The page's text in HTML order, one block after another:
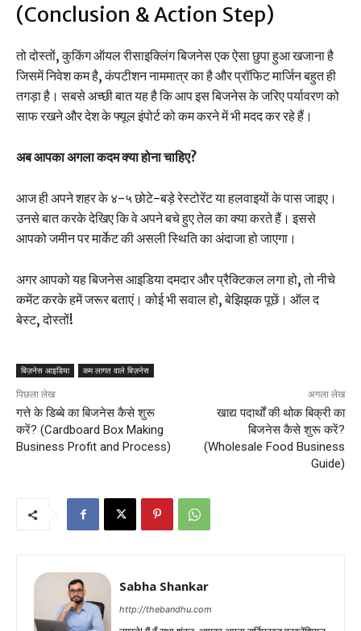
(Conclusion & Action Step)
तो दोस्तों, कुकिंग ऑयल रीसाइक्लिंग बिजनेस एक ऐसा छुपा हुआ खजाना है
जिसमें निवेश कम है, कंपटीशन नाममात्र का है और प्रॉफिट मार्जिन बहुत ही
तगड़ा है। सबसे अच्छी बात यह है कि आप इस बिजनेस के जरिए पर्यावरण को
साफ रखने और देश के फ्यूल इंपोर्ट को कम करने में भी मदद कर रहे हैं।
अब आपका अगला कदम क्या होना चाहिए?
आज ही अपने शहर के ४-५ छोटे-बड़े रेस्टोरेंट या हलवाइयों के पास जाइए।
उनसे बात करके देखिए कि वे अपने बचे हुए तेल का क्या करते हैं। इससे
आपको जमीन पर मार्केट की असली स्थिति का अंदाजा हो जाएगा।
अगर आपको यह बिजनेस आइडिया दमदार और प्रैक्टिकल लगा हो, तो नीचे
कमेंट करके हमें जरूर बताएं। कोई भी सवाल हो, बेझिझक पूछें। ऑल द
बेस्ट, दोस्तों!
बिज़नेस आइडिया कम लागत वाले बिज़नेस
पिछला लेख
गत्ते के डिब्बे का बिजनेस कैसे शुरू
करें? (Cardboard Box Making
Business Profit and Process)
अगला लेख
खाद्य पदार्थों की थोक बिक्री का
बिजनेस कैसे शुरू करें?
(Wholesale Food Business
Guide)
Sabha Shankar
http://thebandhu.com